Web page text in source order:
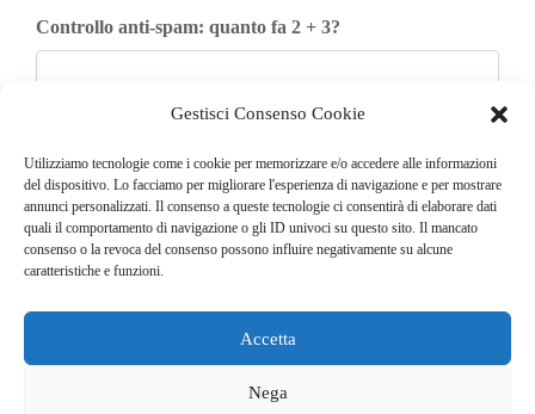
Gestisci Consenso Cookie
Utilizziamo tecnologie come i cookie per memorizzare e/o accedere alle informazioni
del dispositivo. Lo facciamo per migliorare l'esperienza di navigazione e per mostrare
annunci personalizzati. Il consenso a queste tecnologie ci consentirà di elaborare dati
quali il comportamento di navigazione o gli ID univoci su questo sito. Il mancato
consenso o la revoca del consenso possono influire negativamente su alcune
caratteristiche e funzioni.
Accetta
Nega
Controllo anti-spam: quanto fa 2 + 3?
Iscriviti